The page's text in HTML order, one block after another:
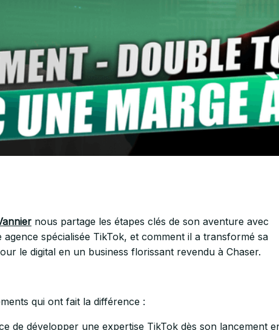
nous partage les étapes clés de son aventure avec
agence spécialisée TikTok, et comment il a transformé sa
le digital en un business florissant revendu à Chaser.
qui ont fait la différence :
de développer une expertise TikTok dès son lancement